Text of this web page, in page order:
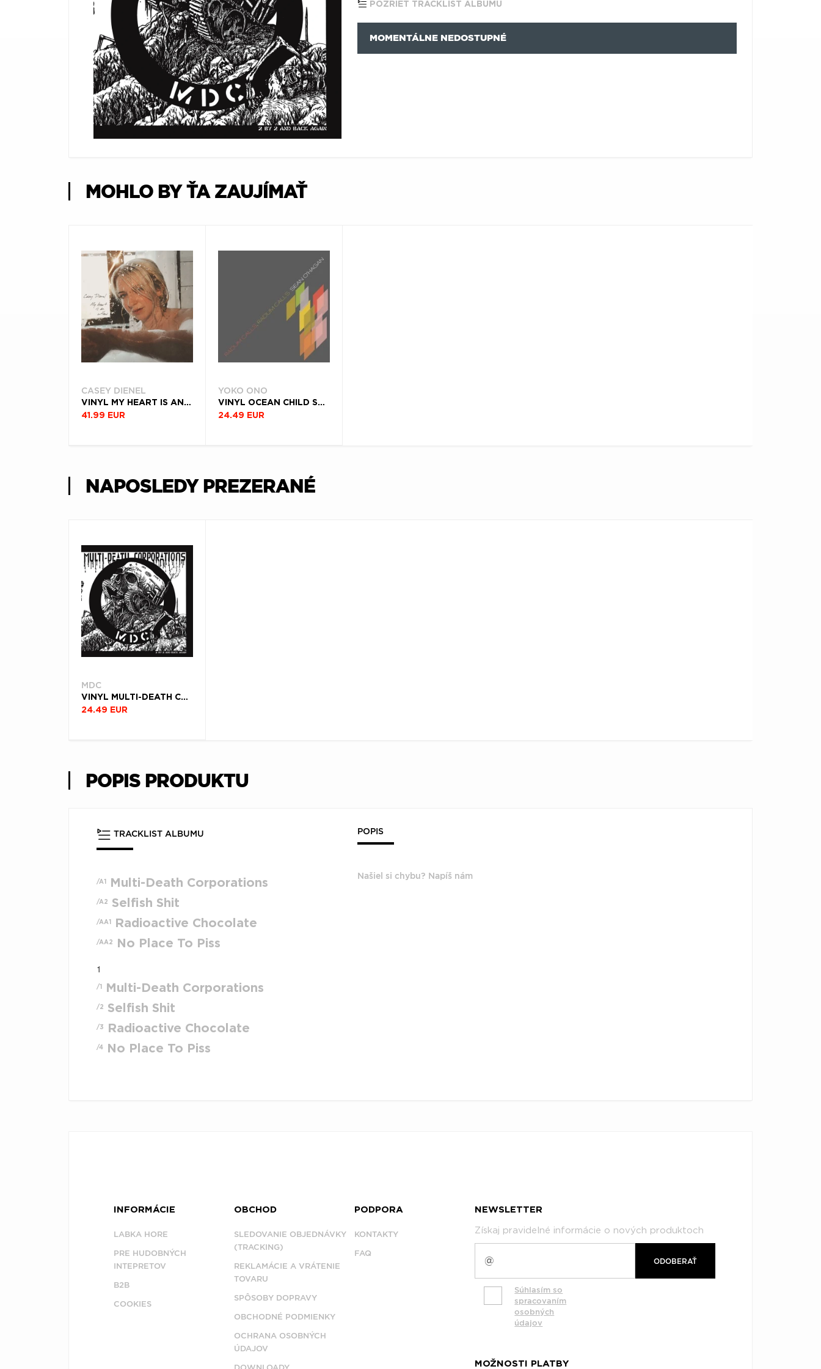
Æ
POZRIEŤ TRACKLIST ALBUMU
MOMENTÁLNE NEDOSTUPNÉ
MOHLO BY ŤA ZAUJÍMAŤ
CASEY DIENEL
VINYL MY HEART IS AN OUTLAW
41.99 EUR
YOKO ONO
VINYL OCEAN CHILD SONGS OF YOKO ONO
24.49 EUR
NAPOSLEDY PREZERANÉ
MDC
VINYL MULTI-DEATH CORPORATIONS
24.49 EUR
POPIS PRODUKTU
TRACKLIST ALBUMU
/A1 Multi-Death Corporations
/A2 Selfish Shit
/AA1 Radioactive Chocolate
/AA2 No Place To Piss
1
/1 Multi-Death Corporations
/2 Selfish Shit
/3 Radioactive Chocolate
/4 No Place To Piss
POPIS
Našiel si chybu? Napíš nám
INFORMÁCIE
LABKA HORE
PRE HUDOBNÝCH
INTEPRETOV
B2B
COOKIES
OBCHOD
SLEDOVANIE OBJEDNÁVKY
(TRACKING)
REKLAMÁCIE A VRÁTENIE
TOVARU
SPÔSOBY DOPRAVY
OBCHODNÉ PODMIENKY
OCHRANA OSOBNÝCH
ÚDAJOV
PODPORA
KONTAKTY
FAQ
NEWSLETTER
Získaj pravidelné informácie o nových produktoch
ODOBERAŤ
Súhlasím so
spracovaním
osobných
údajov
MOŽNOSTI PLATBY